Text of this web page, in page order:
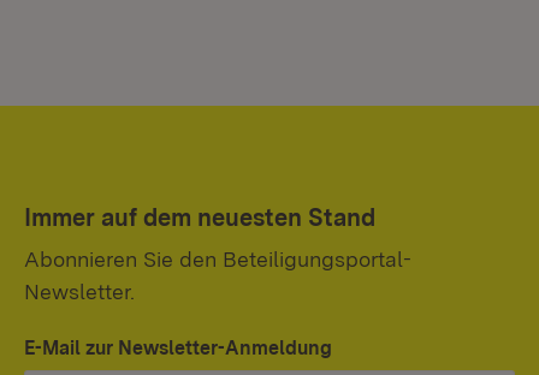
Immer auf dem neuesten Stand
Abonnieren Sie den Beteiligungsportal-
Newsletter.
E-Mail zur Newsletter-Anmeldung